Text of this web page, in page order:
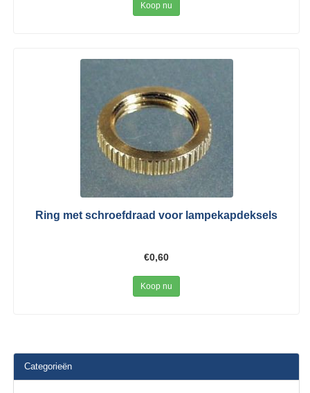
Koop nu
Ring met schroefdraad voor lampekapdeksels
€0,60
Koop nu
Categorieën